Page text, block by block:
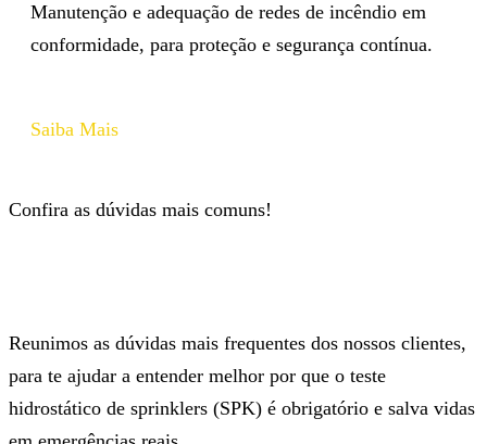
Manutenção e adequação de redes de incêndio em
conformidade, para proteção e segurança contínua.
Saiba Mais
Confira as dúvidas mais comuns!
Reunimos as dúvidas mais frequentes dos nossos clientes,
para te ajudar a entender melhor por que o teste
hidrostático de sprinklers (SPK) é obrigatório e salva vidas